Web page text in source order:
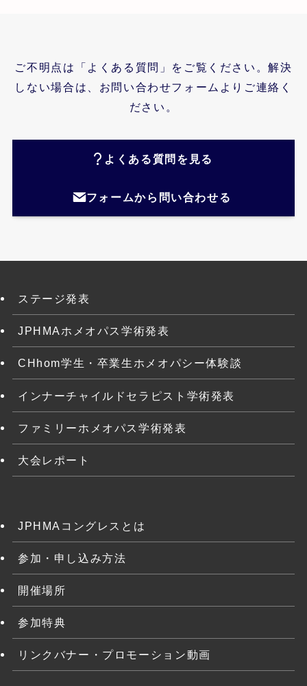
ご不明点は「よくある質問」をご覧ください。解決
しない場合は、お問い合わせフォームよりご連絡く
ださい。
よくある質問を見る
フォームから問い合わせる
ステージ発表
JPHMAホメオパス学術発表
CHhom学生・卒業生ホメオパシー体験談
インナーチャイルドセラピスト学術発表
ファミリーホメオパス学術発表
大会レポート
JPHMAコングレスとは
参加・申し込み方法
開催場所
参加特典
リンクバナー・プロモーション動画